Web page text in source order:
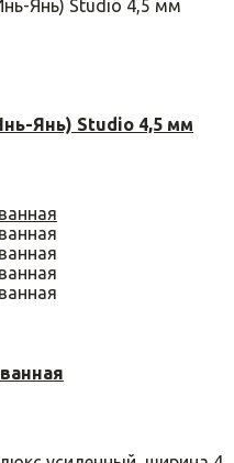
Янь) Studio 4,5 мм